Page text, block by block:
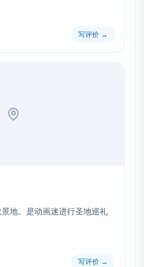
写评价 →
地。是动画迷进行圣地巡礼
写评价 →